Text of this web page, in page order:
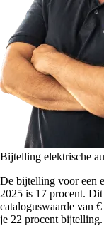
Bijtelling elektrische
De bijtelling voor een
2025 is 17 procent.
cataloguswaarde van
je 22 procent bijtelling.